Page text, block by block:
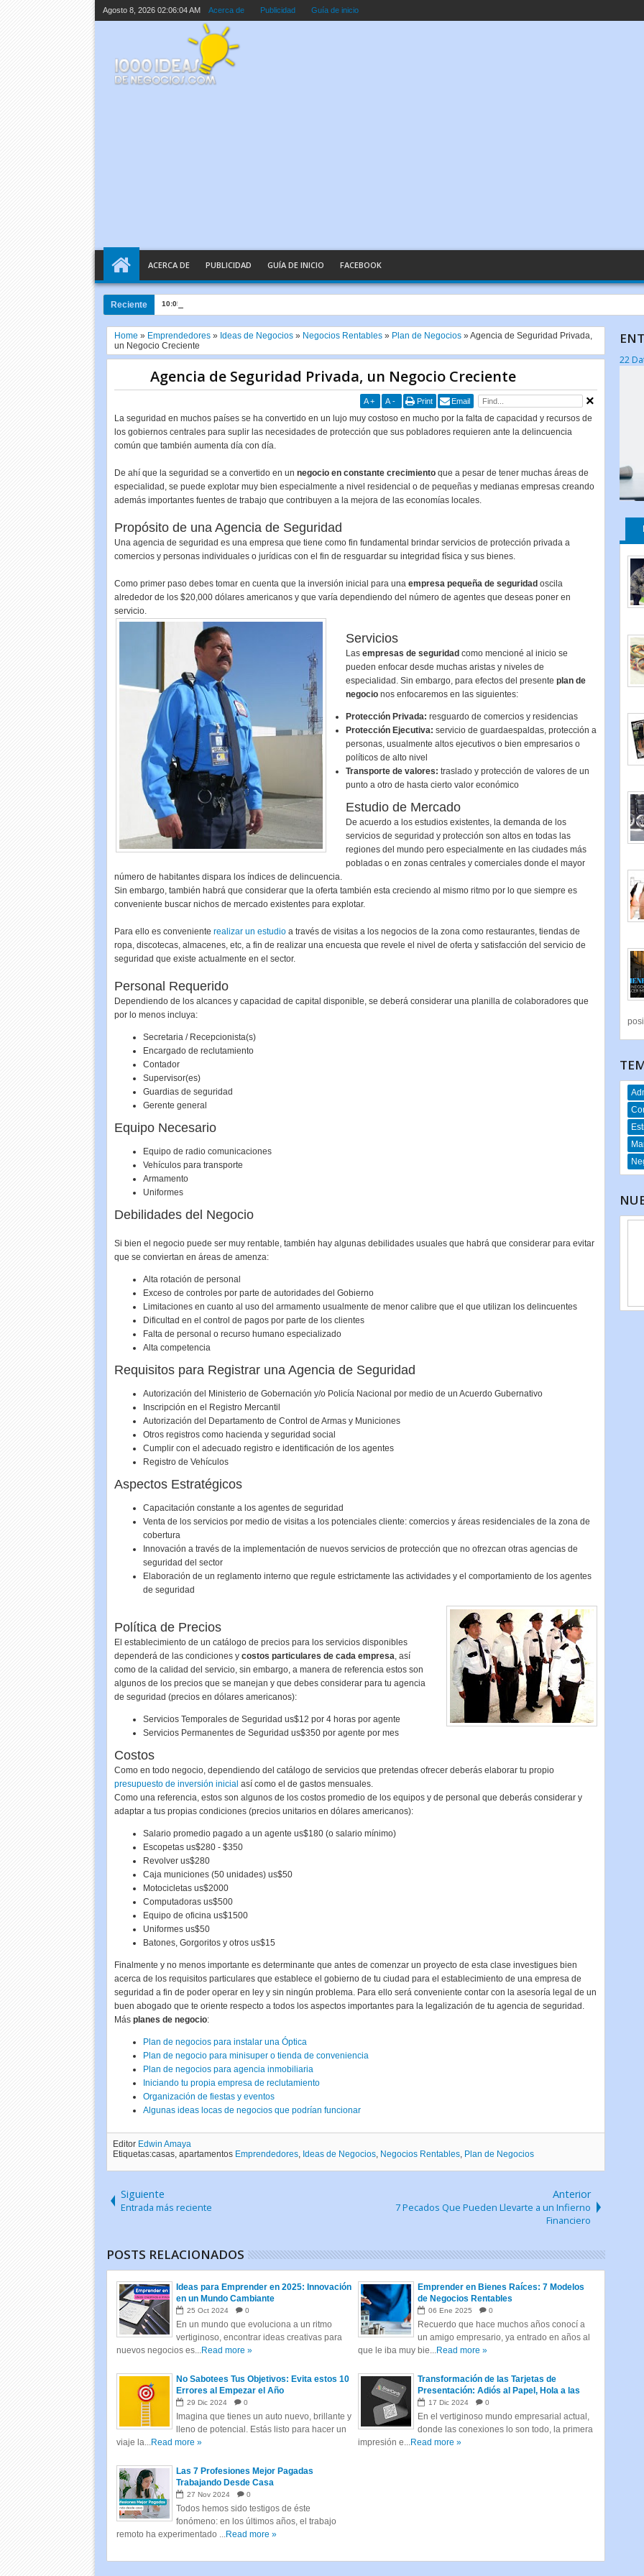
Agosto 8, 2026 02:06:05 AM Acerca de Publicidad Guía de inicio
ACERCA DE PUBLICIDAD GUÍA DE INICIO FACEBOOK
Reciente 10:05 AM
Home » Emprendedores» Ideas de Negocios» Negocios Rentables» Plan de Negocios»Agencia de Seguridad Privada,
un Negocio Creciente
Agencia de Seguridad Privada, un Negocio Creciente
A + A - Print Email
La seguridad en muchos países se ha convertido en un lujo muy costoso en mucho por la falta de capacidad y recursos de
los gobiernos centrales para suplir las necesidades de protección que sus pobladores requieren ante la delincuencia
común que también aumenta día con día.
De ahí que la seguridad se a convertido en un negocio en constante crecimientoque a pesar de tener muchas áreas de
especialidad, se puede explotar muy bien especialmente a nivel residencial o de pequeñas y medianas empresas creando
además importantes fuentes de trabajo que contribuyen a la mejora de las economías locales.
Propósito de una Agencia de Seguridad
Una agencia de seguridad es una empresa que tiene como fin fundamental brindar servicios de protección privada a
comercios y personas individuales o jurídicas con el fin de resguardar su integridad física y sus bienes.
Como primer paso debes tomar en cuenta que la inversión inicial para una empresa pequeña de seguridad oscila
alrededor de los $20,000 dólares americanos y que varía dependiendo del número de agentes que deseas poner en
servicio.
Servicios
Las empresas de seguridad como mencioné al inicio se
pueden enfocar desde muchas aristas y niveles de
especialidad. Sin embargo, para efectos del presente plan de
negocionos enfocaremos en las siguientes:
Protección Privada: resguardo de comercios y residencias
Protección Ejecutiva: servicio de guardaespaldas, protección a
personas, usualmente altos ejecutivos o bien empresarios o
políticos de alto nivel
Transporte de valores: traslado y protección de valores de un
punto a otro de hasta cierto valor económico
Estudio de Mercado
De acuerdo a los estudios existentes, la demanda de los
servicios de seguridad y protección son altos en todas las
regiones del mundo pero especialmente en las ciudades más
pobladas o en zonas centrales y comerciales donde el mayor
número de habitantes dispara los índices de delincuencia.
Sin embargo, también habrá que considerar que la oferta también esta creciendo al mismo ritmo por lo que siempre es
conveniente buscar nichos de mercado existentes para explotar.
Para ello es conveniente realizar un estudioa través de visitas a los negocios de la zona como restaurantes, tiendas de
ropa, discotecas, almacenes, etc, a fin de realizar una encuesta que revele el nivel de oferta y satisfacción del servicio de
seguridad que existe actualmente en el sector.
Personal Requerido
Dependiendo de los alcances y capacidad de capital disponible, se deberá considerar una planilla de colaboradores que
por lo menos incluya:
Secretaria / Recepcionista(s)
Encargado de reclutamiento
Contador
Supervisor(es)
Guardias de seguridad
Gerente general
Equipo Necesario
Equipo de radio comunicaciones
Vehículos para transporte
Armamento
Uniformes
Debilidades del Negocio
Si bien el negocio puede ser muy rentable, también hay algunas debilidades usuales que habrá que considerar para evitar
que se conviertan en áreas de amenza:
Alta rotación de personal
Exceso de controles por parte de autoridades del Gobierno
Limitaciones en cuanto al uso del armamento usualmente de menor calibre que el que utilizan los delincuentes
Dificultad en el control de pagos por parte de los clientes
Falta de personal o recurso humano especializado
Alta competencia
Requisitos para Registrar una Agencia de Seguridad
Autorización del Ministerio de Gobernación y/o Policía Nacional por medio de un Acuerdo Gubernativo
Inscripción en el Registro Mercantil
Autorización del Departamento de Control de Armas y Municiones
Otros registros como hacienda y seguridad social
Cumplir con el adecuado registro e identificación de los agentes
Registro de Vehículos
Aspectos Estratégicos
Capacitación constante a los agentes de seguridad
Venta de los servicios por medio de visitas a los potenciales cliente: comercios y áreas residenciales de la zona de
cobertura
Innovación a través de la implementación de nuevos servicios de protección que no ofrezcan otras agencias de
seguridad del sector
Elaboración de un reglamento interno que regule estrictamente las actividades y el comportamiento de los agentes
de seguridad
Política de Precios
El establecimiento de un catálogo de precios para los servicios disponibles
dependerá de las condiciones y costos particulares de cada empresa, así
como de la calidad del servicio, sin embargo, a manera de referencia estos son
algunos de los precios que se manejan y que debes considerar para tu agencia
de seguridad (precios en dólares americanos):
Servicios Temporales de Seguridad us$12 por 4 horas por agente
Servicios Permanentes de Seguridad us$350 por agente por mes
Costos
Como en todo negocio, dependiendo del catálogo de servicios que pretendas ofrecer deberás elaborar tu propio
presupuesto de inversión inicial así como el de gastos mensuales.
Como una referencia, estos son algunos de los costos promedio de los equipos y de personal que deberás considerar y
adaptar a tus propias condiciones (precios unitarios en dólares americanos):
Salario promedio pagado a un agente us$180 (o salario mínimo)
Escopetas us$280 - $350
Revolver us$280
Caja municiones (50 unidades) us$50
Motocicletas us$2000
Computadoras us$500
Equipo de oficina us$1500
Uniformes us$50
Batones, Gorgoritos y otros us$15
Finalmente y no menos importante es determinante que antes de comenzar un proyecto de esta clase investigues bien
acerca de los requisitos particulares que establece el gobierno de tu ciudad para el establecimiento de una empresa de
seguridad a fin de poder operar en ley y sin ningún problema. Para ello será conveniente contar con la asesoría legal de un
buen abogado que te oriente respecto a todos los aspectos importantes para la legalización de tu agencia de seguridad.
Más planes de negocio:
Plan de negocios para instalar una Óptica
Plan de negocio para minisuper o tienda de conveniencia
Plan de negocios para agencia inmobiliaria
Iniciando tu propia empresa de reclutamiento
Organización de fiestas y eventos
Algunas ideas locas de negocios que podrían funcionar
Editor Edwin Amaya
Etiquetas:casas, apartamentos Emprendedores, Ideas de Negocios, Negocios Rentables, Plan de Negocios
Siguiente
Entrada más reciente
Anterior
7 Pecados Que Pueden Llevarte a un Infierno
Financiero
POSTS RELACIONADOS
Ideas para Emprender en 2025: Innovación
en un Mundo Cambiante
25 Oct 2024 0
En un mundo que evoluciona a un ritmo
vertiginoso, encontrar ideas creativas para
nuevos negocios es...Read more »
Emprender en Bienes Raíces: 7 Modelos
de Negocios Rentables
06 Ene 2025 0
Recuerdo que hace muchos años conocí a
un amigo empresario, ya entrado en años al
que le iba muy bie...Read more »
No Sabotees Tus Objetivos: Evita estos 10
Errores al Empezar el Año
29 Dic 2024 0
Imagina que tienes un auto nuevo, brillante y
lleno de potencial. Estás listo para hacer un
viaje la...Read more »
Transformación de las Tarjetas de
Presentación: Adiós al Papel, Hola a las
Tarjetas Inteligentes
17 Dic 2024 0
En el vertiginoso mundo empresarial actual,
donde las conexiones lo son todo, la primera
impresión e...Read more »
Las 7 Profesiones Mejor Pagadas
Trabajando Desde Casa
27 Nov 2024 0
Todos hemos sido testigos de éste
fonómeno: en los últimos años, el trabajo
remoto ha experimentado ...Read more »
22